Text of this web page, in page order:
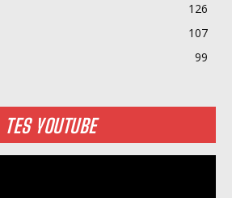
126
107
99
TES YOUTUBE